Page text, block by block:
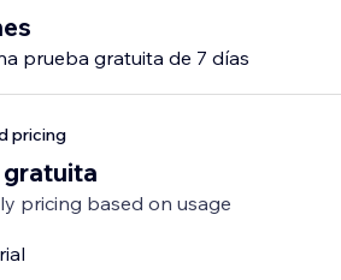
prueba gratuita de 7 días
pricing
pricing based on usage